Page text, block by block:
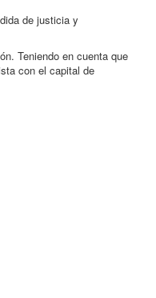
de justicia y
Teniendo en cuenta que
con el capital de